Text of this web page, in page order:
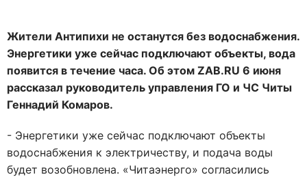
Жители Антипихи не останутся без водоснабжения.
Энергетики уже сейчас подключают объекты, вода
появится в течение часа. Об этом ZAB.RU 6 июня
рассказал руководитель управления ГО и ЧС Читы
Геннадий Комаров.
- Энергетики уже сейчас подключают объекты
водоснабжения к электричеству, и подача воды
будет возобновлена. «Читаэнерго» согласились